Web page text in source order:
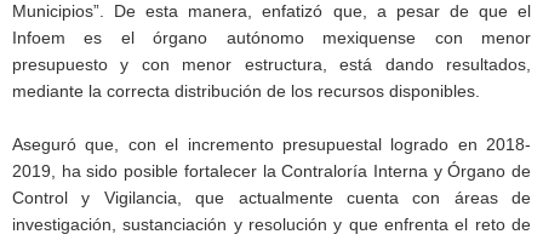
Municipios”. De esta manera, enfatizó que, a pesar de que el
Infoem es el órgano autónomo mexiquense con menor
presupuesto y con menor estructura, está dando resultados,
mediante la correcta distribución de los recursos disponibles.
Aseguró que, con el incremento presupuestal logrado en 2018-
2019, ha sido posible fortalecer la Contraloría Interna y Órgano de
Control y Vigilancia, que actualmente cuenta con áreas de
investigación, sustanciación y resolución y que enfrenta el reto de